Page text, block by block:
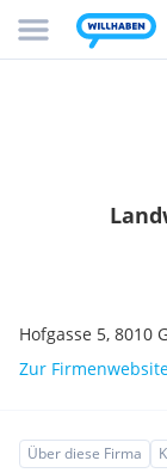
Hofgasse 5, 8010
Zur
Über diese Firma